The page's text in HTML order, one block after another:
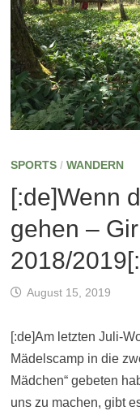
SPORTS/ WANDERN
[:de]Wenn
gehen –
2018/
August 15, 2019
[:de]Am letzten Juli-
Mädelscamp in die
Mädchen“ gebeten
uns zu machen, gibt